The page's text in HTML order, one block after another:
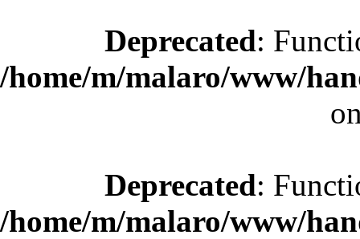
Deprecated:
/home/m/malaro/www/
Deprecated:
/home/m/malaro/www/